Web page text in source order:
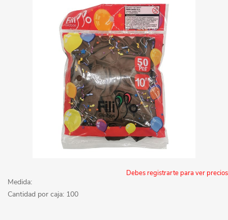
Debes registrarte para ver precios
Medida:
Cantidad por caja: 100